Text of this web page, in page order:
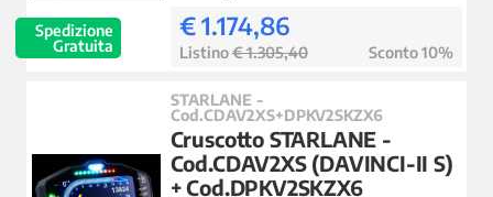
Spedizione
Gratuita
€ 1.174,86
Listino€ 1.305,40 Sconto 10%
STARLANE -
Cod.CDAV2XS+DPKV2SKZX6
Cruscotto STARLANE -
Cod.CDAV2XS (DAVINCI-II S)
+ Cod.DPKV2SKZX6